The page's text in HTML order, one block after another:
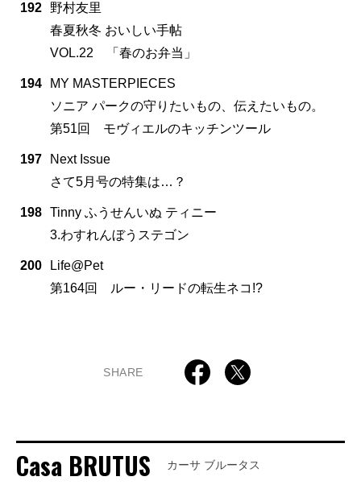
192
野村友里
春夏秋冬 おいしい手帖
VOL.22 「春のお弁当」
194
MY MASTERPIECES
ソニア パークの守りたいもの、伝えたいもの。
第51回 モヴィエルのキッチンツール
197
Next Issue
さて5月号の特集は…？
198 Tinny ふうせんいぬ ティニー
3.わすれんぼうステゴン
200
Life@Pet
第164回 ルー・リードの転生ネコ!?
SHARE
Casa BRUTUS カーサ ブルータス